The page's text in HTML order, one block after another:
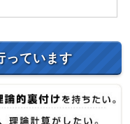
っています